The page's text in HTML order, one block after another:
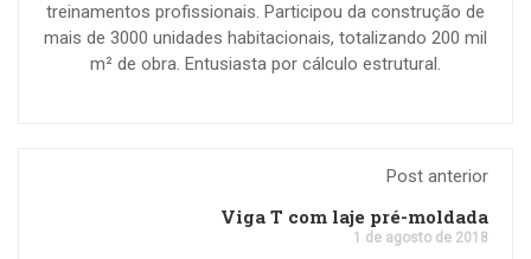
treinamentos profissionais. Participou da construção de
mais de 3000 unidades habitacionais, totalizando 200 mil
m² de obra. Entusiasta por cálculo estrutural.
Post anterior
Viga T com laje pré-moldada
1 de agosto de 2018